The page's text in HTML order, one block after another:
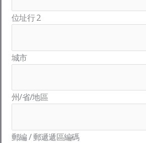
位址行 2
城市
州/省/地區
郵編 / 郵遞遞區編碼